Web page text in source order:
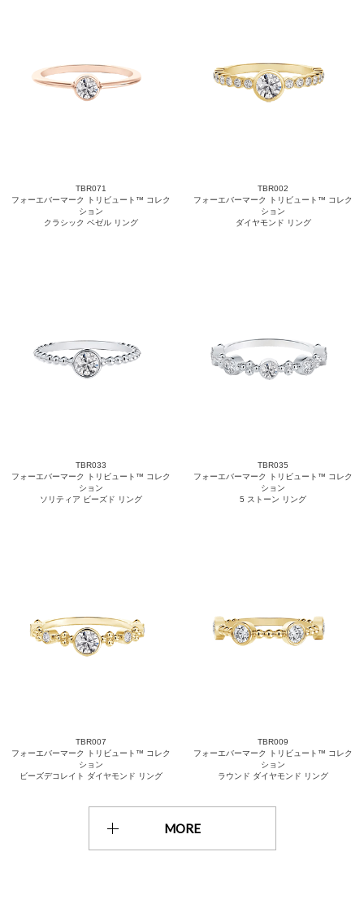
TBR071
フォーエバーマーク トリビュート™ コレク
ション
クラシック ベゼル リング
TBR002
フォーエバーマーク トリビュート™ コレク
ション
ダイヤモンド リング
TBR033
フォーエバーマーク トリビュート™ コレク
ション
ソリティア ビーズド リング
TBR035
フォーエバーマーク トリビュート™ コレク
ション
5 ストーン リング
TBR007
フォーエバーマーク トリビュート™ コレク
ション
ビーズデコレイト ダイヤモンド リング
TBR009
フォーエバーマーク トリビュート™ コレク
ション
ラウンド ダイヤモンド リング
MORE